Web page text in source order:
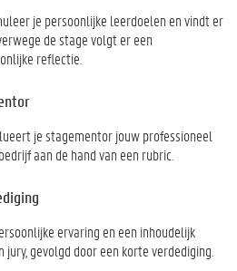
je persoonlijke leerdoelen en vindt er
de stage volgt er een
reflectie.
je stagementor jouw professioneel
aan de hand van een rubric.
ervaring en een inhoudelijk
gevolgd door een korte verdediging.